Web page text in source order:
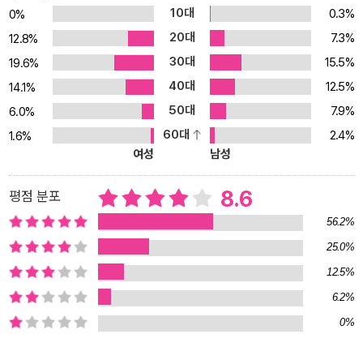
0% 10대
0.3%
12.8%
20대
7.3%
19.6%
30대
15.5%
14.1%
40대
12.5%
6.0%
50대
7.9%
1.6%
60대
2.4%
여성
남성
평점 분포 8.6
56.2%
25.0%
12.5%
6.2%
0%